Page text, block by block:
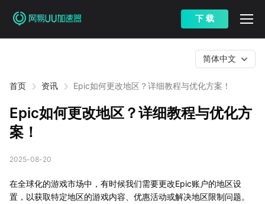
下 载
首页 资讯 Epic如何更改地区？详细教程与优化方案！
简体中文
Epic如何更改地区？详细教程与优化方
案！
2025-08-20
在全球化的游戏市场中，有时候我们需要更改Epic账户的地区设
置，以获取特定地区的游戏内容、优惠活动或解决地区限制问题。